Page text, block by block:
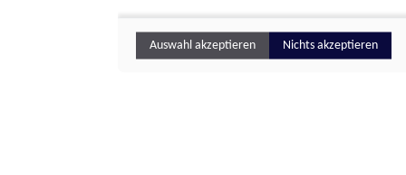
Auswahl akzeptieren Nichts akzeptieren